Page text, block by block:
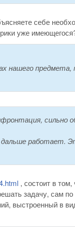
себе
уже
нашего
сильно
работает.
, состоит в
задачу, сам
выстроенный в